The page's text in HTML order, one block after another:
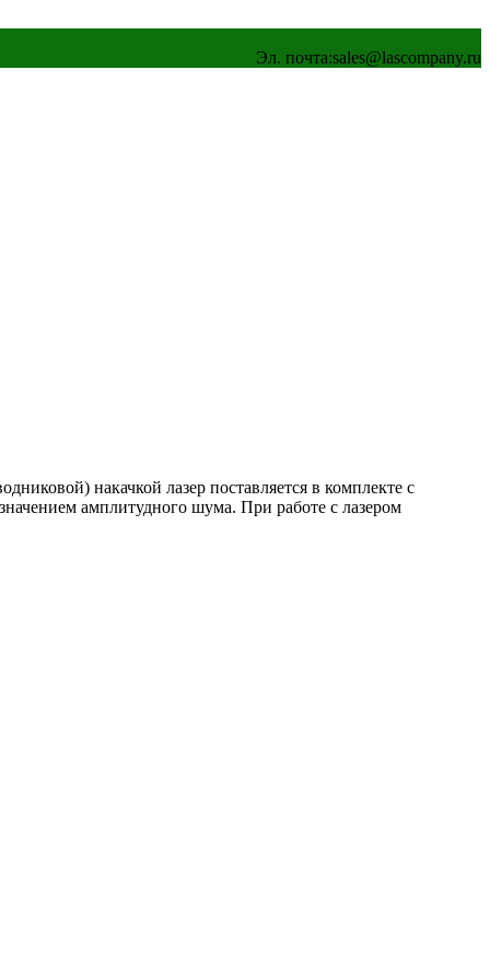
Эл. почта:sales@lascompany.ru
накачкой лазер поставляется в комплекте с
амплитудного шума. При работе с лазером